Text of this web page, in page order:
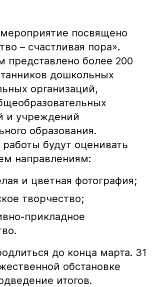
посвящено
– счастливая пора».
представлено более 200
дошкольных
организаций,
и учреждений
образования.
будут оценивать
направлениям:
и цветная фотография;
творчество;
прикладное
до конца марта. 31
обстановке
итогов.